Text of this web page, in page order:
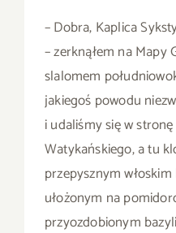
– Dobra, Kaplica
– zerknąłem na Mapy
slalomem
jakiegoś powodu
i udaliśmy się w
Watykańskiego, a tu
przepysznym
ułożonym na
przyozdobionym